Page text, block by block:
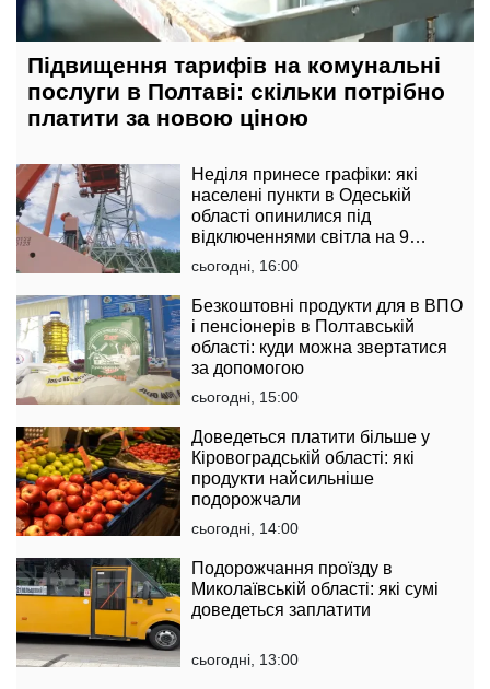
Підвищення тарифів на комунальні
послуги в Полтаві: скільки потрібно
платити за новою ціною
Неділя принесе графіки: які
населені пункти в Одеській
області опинилися під
відключеннями світла на 9
серпня
сьогодні, 16:00
Безкоштовні продукти для в ВПО
і пенсіонерів в Полтавській
області: куди можна звертатися
за допомогою
сьогодні, 15:00
Доведеться платити більше у
Кіровоградській області: які
продукти найсильніше
подорожчали
сьогодні, 14:00
Подорожчання проїзду в
Миколаївській області: які сумі
доведеться заплатити
сьогодні, 13:00